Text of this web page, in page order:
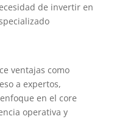
de invertir en
ventajas como
a expertos,
en el core
operativa y